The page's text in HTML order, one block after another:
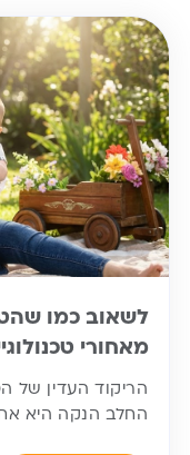
לשאוב כמו
מאחורי
הריקוד העדין של
החלב הנקה היא